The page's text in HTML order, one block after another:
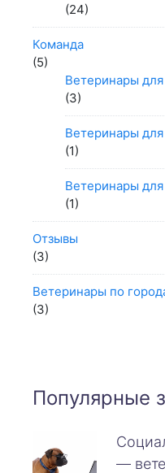
(24)
Команда
(5)
Ветеринары
(3)
Ветеринары для
(1)
Ветеринары
(1)
Отзывы
(3)
Ветеринары по
(3)
Популярные
—